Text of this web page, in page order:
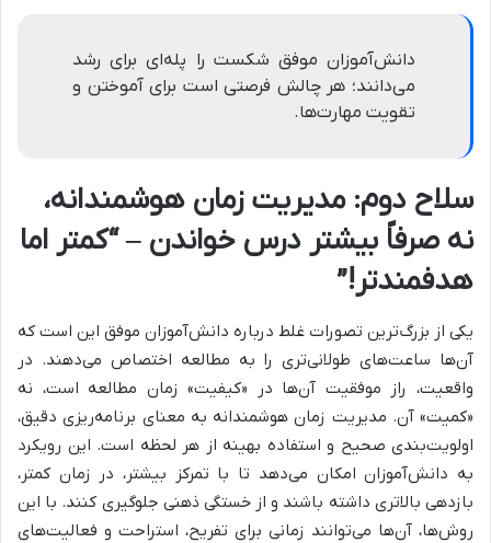
دانش‌آموزان موفق شکست را پله‌ای برای رشد
می‌دانند؛ هر چالش فرصتی است برای آموختن و
تقویت مهارت‌ها.
سلاح دوم: مدیریت زمان هوشمندانه،
نه صرفاً بیشتر درس خواندن – “کمتر اما
هدفمندتر!”
یکی از بزرگ‌ترین تصورات غلط درباره دانش‌آموزان موفق این است که
آن‌ها ساعت‌های طولانی‌تری را به مطالعه اختصاص می‌دهند. در
واقعیت، راز موفقیت آن‌ها در «کیفیت» زمان مطالعه است، نه
«کمیت» آن. مدیریت زمان هوشمندانه به معنای برنامه‌ریزی دقیق،
اولویت‌بندی صحیح و استفاده بهینه از هر لحظه است. این رویکرد
به دانش‌آموزان امکان می‌دهد تا با تمرکز بیشتر، در زمان کمتر،
بازدهی بالاتری داشته باشند و از خستگی ذهنی جلوگیری کنند. با این
روش‌ها، آن‌ها می‌توانند زمانی برای تفریح، استراحت و فعالیت‌های